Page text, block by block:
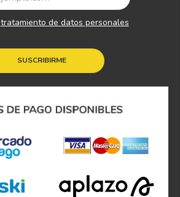
SUSCRIBIRME
tratamiento de datos personales